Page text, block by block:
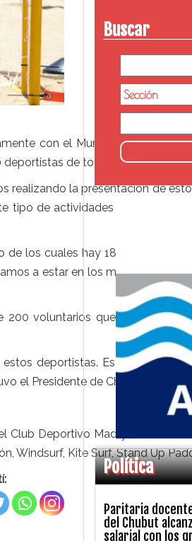
con el Municipio de Puerto
de todas las provincias.
realizando la presentación de
de actividades nacionales”,
los cuales hay 18 deportistas
a estar en los medios
voluntarios que estaremos
deportistas. Estamos
el Presidente de Chubut Deportes.
Club Deportivo Madryn, en
Windsurf, Kite Surf, Stand Up
Buscar
Política
Paritaria
del Chubut
salarial con los